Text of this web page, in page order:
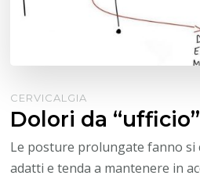
CERVICALGIA
Dolori da “ufficio”
Le posture prolungate fanno si
adatti e tenda a mantenere in